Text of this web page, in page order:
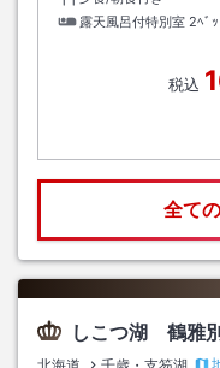
露天風呂付特別室 2ﾍﾞ
税込
全て
しこつ湖 鶴雅